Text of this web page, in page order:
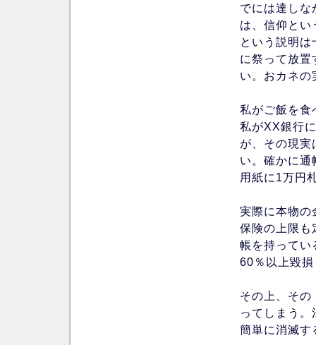
でには達しな
は、信仰とい
という説明
に祭って放置
い。おカネの
私がご飯を食
私がXX銀行
が、その現実
い。確かに
用紙に1万円
実際に本物の
保険の上限も
帳を持ってい
60％以上毀
その上、その
ってしまう
簡単に消滅す